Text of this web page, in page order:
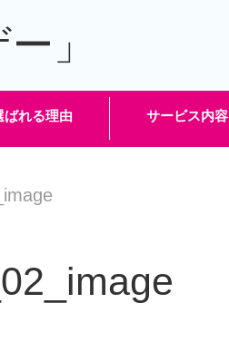
」
ばれる理由 サービス内容